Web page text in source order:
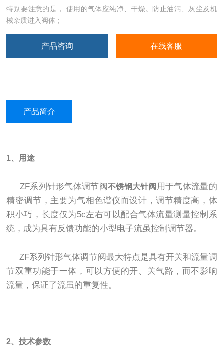
特别要注意的是， 使用的气体应纯净、干燥。防止油污、灰尘及机
械杂质进入阀体；
产品咨询 在线客服
产品简介
1、用途
ZF系列针形气体调节阀不锈钢大针阀 用于气体流量的
精密调节，主要为气相色谱仪而设计，调节精度高，体
积小巧，长度仅为5c左右可以配合气体流量测量控制系
统，成为具有反馈功能的小型电子流虽控制调节器。
ZF系列针形气体调节阀最大特点是具有开关和流量调
节双重功能于一体，可以方便的开、关气路，而不影响
流量，保证了流虽的重复性。
2、技术参数